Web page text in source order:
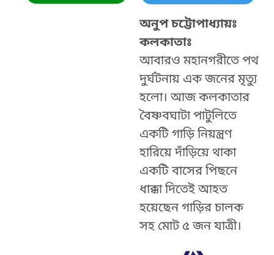
অনুপ চট্টোপাধ্যায়ঃ
কলকাতাঃ
আবারও মহানগরীতে পথ
দুর্ঘটনায় এক জনের মৃত্যু
হলো। আজ কলকাতার
বৈষ্ণবঘাটা পাটুলিতে
একটি গাড়ি নিয়ন্ত্রণ
হারিয়ে দাঁড়িয়ে থাকা
একটি বাসের পিছনে
ধাক্কা দিতেই আহত
হয়েছেন গাড়ির চালক
সহ মোট ৫ জন যাত্রী।